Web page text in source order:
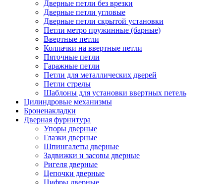
Дверные петли без врезки
Дверные петли угловые
Дверные петли скрытой установки
Петли метро пружинные (барные)
Ввертные петли
Колпачки на ввертные петли
Пяточные петли
Гаражные петли
Петли для металлических дверей
Петли стрелы
Шаблоны для установки ввертных петель
Цилиндровые механизмы
Броненакладки
Дверная фурнитура
Упоры дверные
Глазки дверные
Шпингалеты дверные
Задвижки и засовы дверные
Ригеля дверные
Цепочки дверные
Цифры дверные